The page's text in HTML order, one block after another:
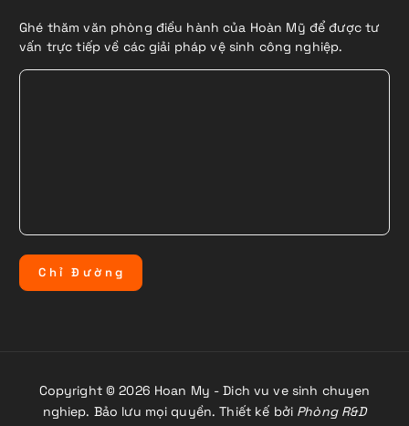
Ghé thăm văn phòng điều hành của Hoàn Mỹ để được tư
vấn trực tiếp về các giải pháp vệ sinh công nghiệp.
C hỉ Đ ườ ng
Copyright © 2026 Hoan My - Dich vu ve sinh chuyen
nghiep. Bảo lưu mọi quyền. Thiết kế bởi Phòng R&D